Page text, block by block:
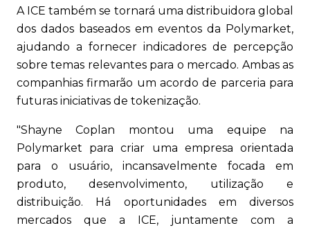
A ICE também se tornará uma distribuidora global
dos dados baseados em eventos da Polymarket,
ajudando a fornecer indicadores de percepção
sobre temas relevantes para o mercado. Ambas as
companhias firmarão um acordo de parceria para
futuras iniciativas de tokenização.
"Shayne Coplan montou uma equipe na
Polymarket para criar uma empresa orientada
para o usuário, incansavelmente focada em
produto, desenvolvimento, utilização e
distribuição. Há oportunidades em diversos
mercados que a ICE, juntamente com a